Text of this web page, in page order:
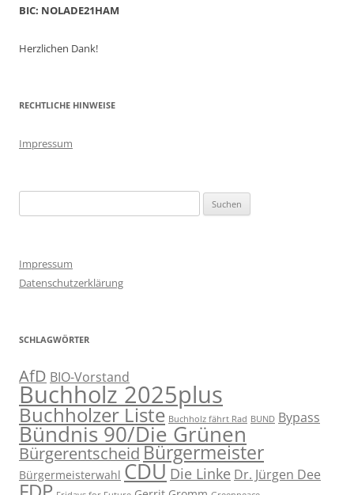
BIC: NOLADE21HAM
Herzlichen Dank!
RECHTLICHE HINWEISE
Impressum
nach:
Impressum
Datenschutzerklärung
SCHLAGWÖRTER
AfD BIO-Vorstand
Buchholz 2025plus
Buchholzer Liste Buchholz fährt Rad BUND Bypass
Bündnis 90/Die Grünen
BürgerentscheidBürgermeister
Bürgermeisterwahl CDU Die Linke Dr. Jürgen Dee